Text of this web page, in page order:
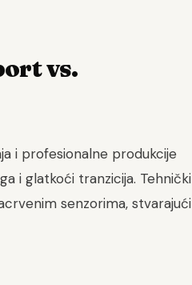
vs.
i profesionalne produkcije
i glatkoći tranzicija. Tehnički
senzorima, stvarajući